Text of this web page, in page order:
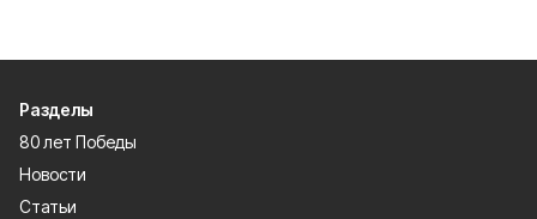
Разделы
80 лет Победы
Новости
Статьи